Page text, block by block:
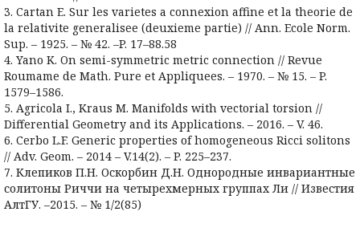
3. Cartan E. Sur les varietes a connexion affine et la theorie de
la relativite generalisee (deuxieme partie) // Ann. Ecole Norm.
Sup. – 1925. – № 42. –P. 17–88.58
4. Yano K. On semi-symmetric metric connection // Revue
Roumame de Math. Pure et Appliquees. – 1970. – № 15. – P.
1579–1586.
5. Agricola I., Kraus M. Manifolds with vectorial torsion //
Differential Geometry and its Applications. – 2016. – V. 46.
6. Cerbo L.F. Generic properties of homogeneous Ricci solitons
// Adv. Geom. – 2014 – V.14(2). – P. 225–237.
7. Клепиков П.Н. Оскорбин Д.Н. Однородные инвариантные
солитоны Риччи на четырехмерных группах Ли // Известия
АлтГУ. –2015. – № 1/2(85)